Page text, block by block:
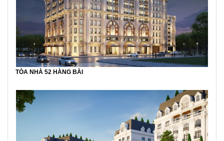
TÒA NHÀ 52 HÀNG BÀI